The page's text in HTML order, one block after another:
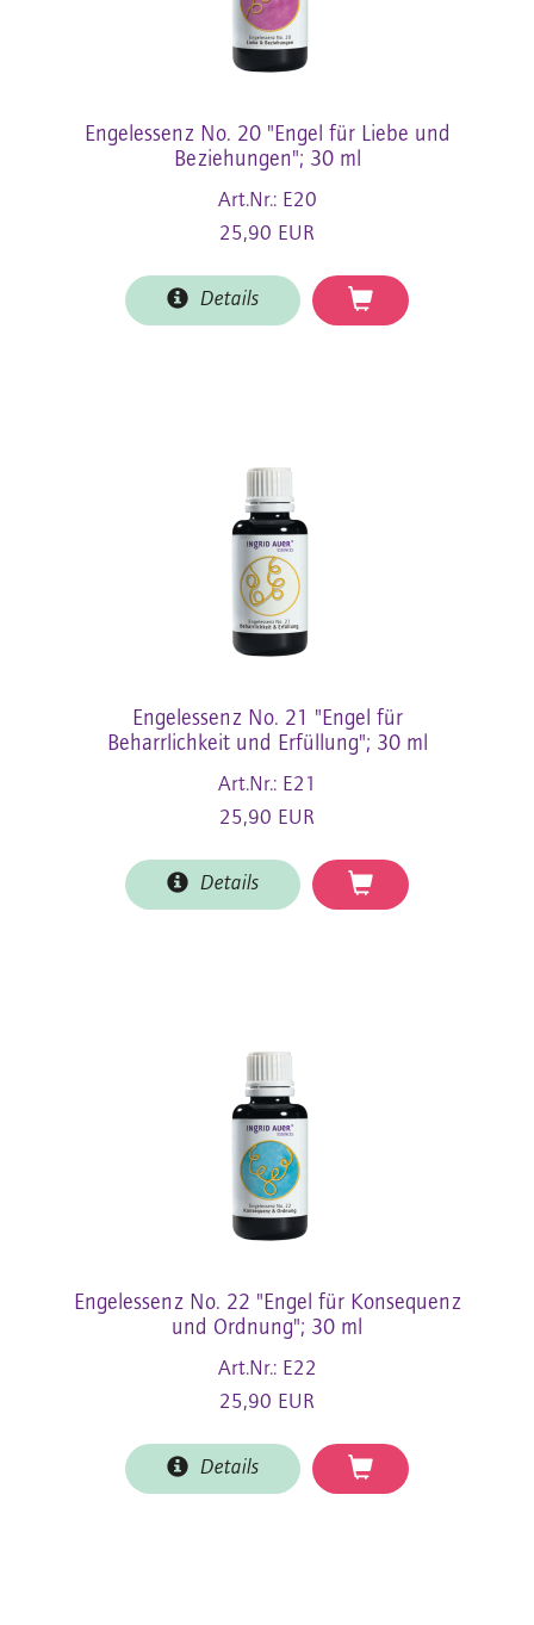
Engelessenz No. 20 "Engel für Liebe und
Beziehungen"; 30 ml
Art.Nr.: E20
25,90 EUR
Details
Engelessenz No. 21 "Engel für
Beharrlichkeit und Erfüllung"; 30 ml
Art.Nr.: E21
25,90 EUR
Details
Engelessenz No. 22 "Engel für Konsequenz
und Ordnung"; 30 ml
Art.Nr.: E22
25,90 EUR
Details